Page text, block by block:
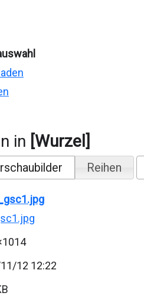
in [Wurzel]
Reihen
12 12:22